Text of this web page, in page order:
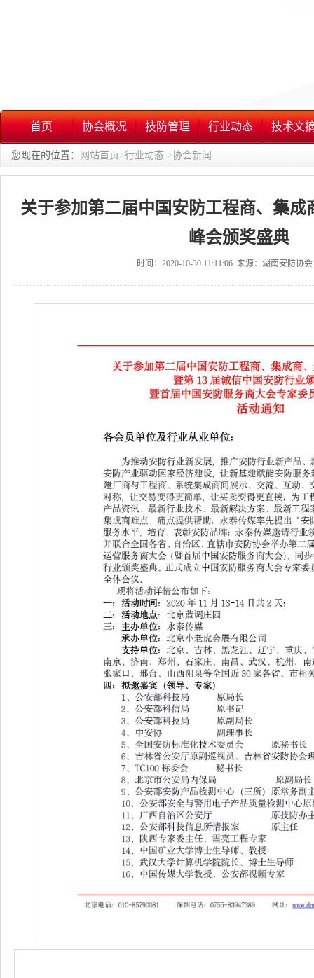
首页 协会概况 技防管理 行业动态 技术文
您现在的位置： 网站首页 >行业动态 >协会新闻
关于参加第二届中国安防工程商、集成
峰会颁奖盛典
时间：2020-10-30 11:11:06 来源：湖南安防协